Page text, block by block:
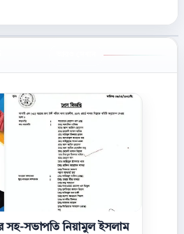
সহ-সভাপতি নিয়ামুল ইসলাম